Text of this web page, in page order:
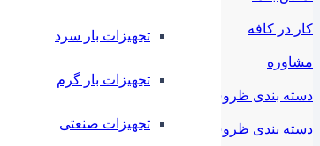
تجهیزات بار سرد
تجهیزات بار گرم
تجهیزات صنعتی
کار در کافه
مشاوره
دسته بندی ظروف ملامین
دسته بندی ظروف استیل